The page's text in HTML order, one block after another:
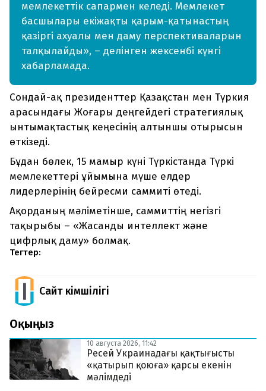
мемлекеттік сапармен келеді. Мемлекет
басшылары екіжақты қарым-қатынастың
қазіргі ахуалы мен даму перспективаларын
талқылайды», – делінген жексенбі күнгі
хабарламада.
Сондай-ақ президенттер Қазақстан мен Түркия
арасындағы Жоғары деңгейдегі стратегиялық
ынтымақтастық кеңесінің алтыншы отырысын
өткізеді.
Бұдан бөлек, 15 мамыр күні Түркістанда Түркі
мемлекеттері ұйымына мүше елдер
лидерлерінің бейресми саммиті өтеді.
Ақорданың мәліметінше, саммиттің негізгі
тақырыбы – «Жасанды интеллект және
цифрлық даму» болмақ.
Тегтер:
Сайт Әкімшілігі
Оқыңыз
10 августа 2026, 11:42
Ресей Украинадағы қақтығысты
«қатырып қоюға» қарсы екенін
мәлімдеді